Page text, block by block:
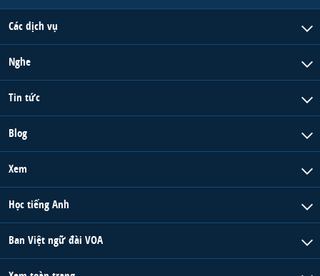
Các dịch vụ
Nghe
Tin tức
Blog
Xem
Học tiếng Anh
Ban Việt ngữ đài VOA